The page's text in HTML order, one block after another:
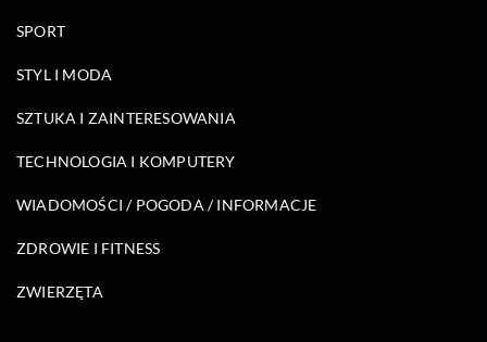
SPORT
STYL I MODA
SZTUKA I ZAINTERESOWANIA
TECHNOLOGIA I KOMPUTERY
WIADOMOŚCI / POGODA / INFORMACJE
ZDROWIE I FITNESS
ZWIERZĘTA